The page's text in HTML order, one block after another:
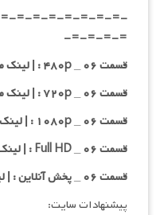
=-=-=-=-=-=-=-
=-=-=-=-
قسمت ۰۶ _ ۴۸۰p : | لینک مستقیم | هاردساب فارسی
قسمت ۰۶ _ ۷۲۰p : | لینک مستقیم | هاردساب فارسی
قسمت ۰۶ _ ۱۰۸۰p : | لینک مستقیم | هاردساب فارسی
قسمت ۰۶ _ Full HD : | لینک مستقیم | هاردساب فارسی
قسمت ۰۶ _ پخش آنلاین : | لینک مستقیم | هاردساب فارسی
پیشنهادات سایت: